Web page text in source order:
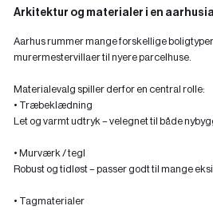
Arkitektur og materialer i en
Aarhus rummer mange forskellige
murermestervillaer til nyere parcelhuse.
Materialevalg spiller derfor en central rolle:
• Træbeklædning
Let og varmt udtryk – velegnet til både
• Murværk / tegl
Robust og tidløst – passer godt til mange
• Tagmaterialer